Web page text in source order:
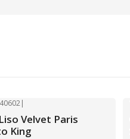
|
Velvet Paris
King